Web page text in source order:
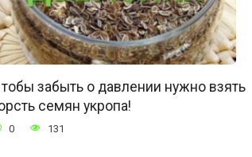
забыть о давлении нужно взять
семян укропа!
0 131